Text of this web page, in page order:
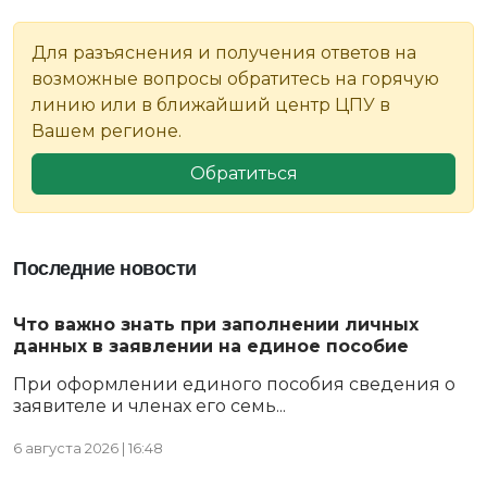
Для разъяснения и получения ответов на
возможные вопросы обратитесь на горячую
линию или в ближайший центр ЦПУ в
Вашем регионе.
Обратиться
Последние новости
Что важно знать при заполнении личных
данных в заявлении на единое пособие
При оформлении единого пособия сведения о
заявителе и членах его семь...
6 августа 2026 | 16:48